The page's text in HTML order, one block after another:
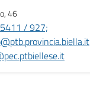
46
/ 927;